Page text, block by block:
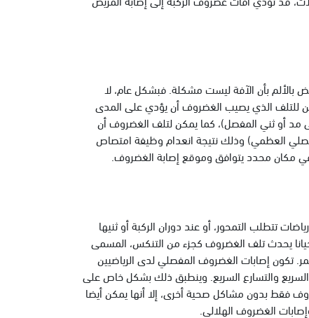
بأن الآفة ليست مشكلة. فبشكل عام، لا
للتلف الذي يصيب الغضروف أن يؤدي على المدى
مد أو ثني المفصل)، كما يمكن لتلف الغضروف أن
العظمي) وذلك نتيجة انعدام وظيفة امتصاص
في مكان محدد يتوافق وموقع إصابة الغضروف.
تتطلب التمحور، أو عند دوران الركبة أو ثنيها
يحدث تلف الغضروف كجزء من التنكس، المسمى
تكون إصابات الغضروف المفصلي لدى الرياضيين
السريع والتسارع السريع. وينطبق ذلك بشكل خاص على
فقط بدون مشاكل صحية أخرى، إلا أنها يمكن أيضا
الغضروف الهلالي.